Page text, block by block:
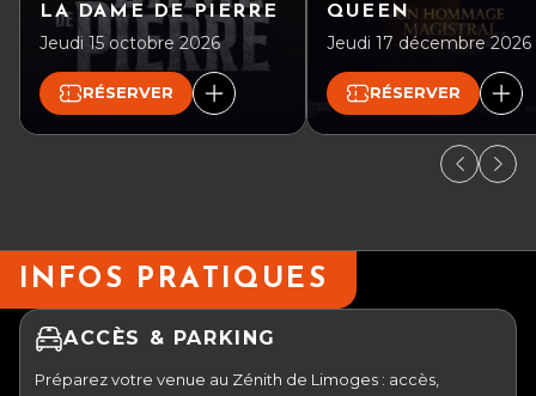
LA DAME DE PIERRE
Jeudi 15 octobre 2026
RÉSERVER
QUEEN
Jeudi 17 décembre 2026
RÉSERVER
INFOS PRATIQUES
ACCÈS & PARKING
Préparez votre venue au Zénith de Limoges : accès,